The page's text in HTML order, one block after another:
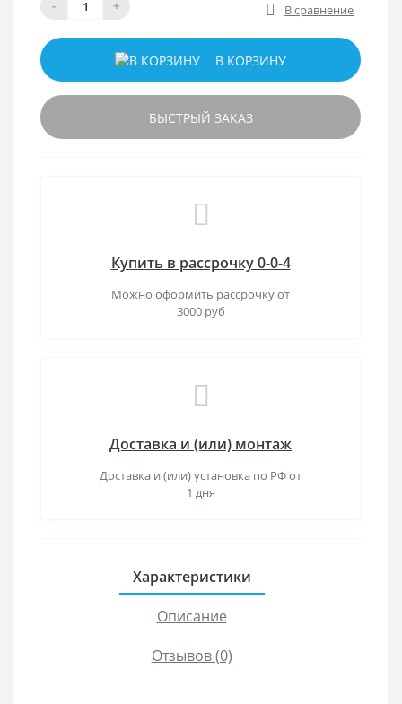
- + В сравнение
В КОРЗИНУ
БЫСТРЫЙ ЗАКАЗ
Купить в рассрочку 0-0-4
Можно оформить рассрочку от
3000 руб
Доставка и (или) монтаж
Доставка и (или) установка по РФ от
1 дня
Характеристики
Описание
Отзывов (0)